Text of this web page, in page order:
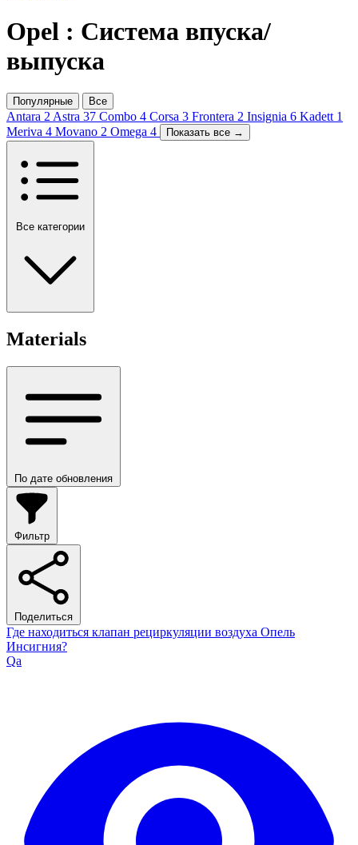
Opel : Система впуска/
выпуска
Популярные Все
Antara 2 Astra 37 Combo 4 Corsa 3 Frontera 2 Insignia 6 Kadett 1
Meriva 4 Movano 2 Omega 4 Показать все →
Все категории
Materials
По дате обновления
Фильтр
Поделиться
Где находиться клапан рециркуляции воздуха Опель
Инсигния?
Qa